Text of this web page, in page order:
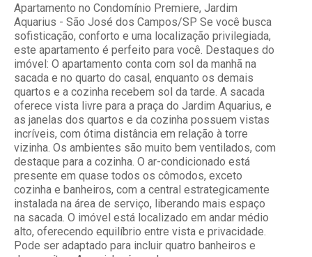
Apartamento no Condomínio Premiere, Jardim
Aquarius - São José dos Campos/SP Se você busca
sofisticação, conforto e uma localização privilegiada,
este apartamento é perfeito para você. Destaques do
imóvel: O apartamento conta com sol da manhã na
sacada e no quarto do casal, enquanto os demais
quartos e a cozinha recebem sol da tarde. A sacada
oferece vista livre para a praça do Jardim Aquarius, e
as janelas dos quartos e da cozinha possuem vistas
incríveis, com ótima distância em relação à torre
vizinha. Os ambientes são muito bem ventilados, com
destaque para a cozinha. O ar-condicionado está
presente em quase todos os cômodos, exceto
cozinha e banheiros, com a central estrategicamente
instalada na área de serviço, liberando mais espaço
na sacada. O imóvel está localizado em andar médio
alto, oferecendo equilíbrio entre vista e privacidade.
Pode ser adaptado para incluir quatro banheiros e